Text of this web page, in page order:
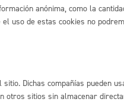
Enlaces útiles
anónima, como la
uso de estas cookies no
Dichas compañías pueden
otros sitios sin almacenar